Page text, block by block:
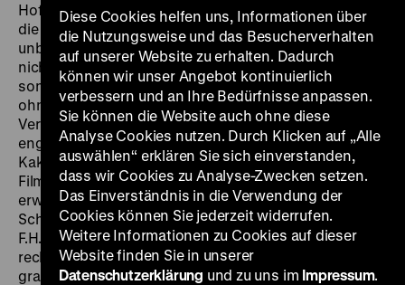
Hoffmann lebt für seine Firma. Als die junge Brigitte,
die für ihren Arier-Nachweis den ihr bisher
unbekannten Großvater aufsuchen muss, bringt sie
nicht nur die Welt des alten Mannes ins Wanken,
sondern erobert auch das Herz seines Neffen, der sie
ohne Wissen um die neuen
Verwandtschaftsverhältnisse als Stenotypistin
engagiert hat. „Emil Jannings als Herrscher der
Kakaoverarbeitung ist der Mittelpunkt des
Filmgeschehens. (...) Auch an diesem heiteren Stoff
erweist sich die überragende
Schauspielerpersönlichkeit (...) Er lehrt uns, dass dieser
F.H. Hoffmann klug und misstrauisch, hellhörig und
rechthaberisch ist, aber er lässt auch in all das
grantige Gebrumm einen Ton einfließen, der die
Diese Cookies helfen uns, Informationen über
die Nutzungsweise und das Besucherverhalten
auf unserer Website zu erhalten. Dadurch
können wir unser Angebot kontinuierlich
verbessern und an Ihre Bedürfnisse anpassen.
Sie können die Website auch ohne diese
Analyse Cookies nutzen. Durch Klicken auf „Alle
auswählen“ erklären Sie sich einverstanden,
dass wir Cookies zu Analyse-Zwecken setzen.
Das Einverständnis in die Verwendung der
Cookies können Sie jederzeit widerrufen.
Weitere Informationen zu Cookies auf dieser
Website finden Sie in unserer
Datenschutzerklärung und zu uns im Impressum.